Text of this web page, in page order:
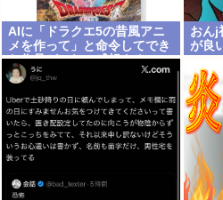
AIに「ドラクエ5の昔風アニ
メを作って」と命令してでき
た作品がこれ、感想よろ
おんj
が良